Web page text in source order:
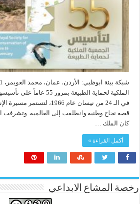
الملكية لحماية الطبيعة
في الـ 24 من نيسان عام 1966،
قصة نجاح وطنية وانطلقت إلى العالمية. وتشرفت
كان الملك …
أكمل القراءة »
رخصة المشاع الابداعي